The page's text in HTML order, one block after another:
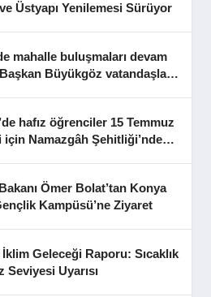
Üstyapı Yenilemesi Sürüyor
mahalle buluşmaları devam
Büyükgöz vatandaşları
hafız öğrenciler 15 Temmuz
için Namazgâh Şehitliği’nde
Ömer Bolat’tan Konya
Kampüsü’ne Ziyaret
Geleceği Raporu: Sıcaklık
Seviyesi Uyarısı